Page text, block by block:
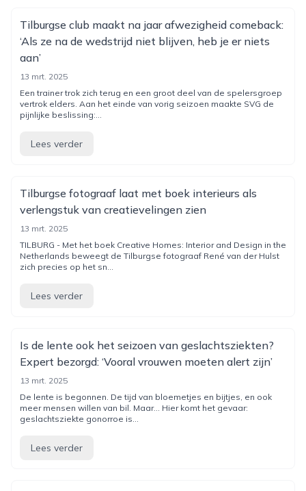
Tilburgse club maakt na jaar afwezigheid comeback:
‘Als ze na de wedstrijd niet blijven, heb je er niets
aan’
13 mrt. 2025
Een trainer trok zich terug en een groot deel van de spelersgroep
vertrok elders. Aan het einde van vorig seizoen maakte SVG de
pijnlijke beslissing:...
Lees verder
Tilburgse fotograaf laat met boek interieurs als
verlengstuk van creatievelingen zien
13 mrt. 2025
TILBURG - Met het boek Creative Homes: Interior and Design in the
Netherlands beweegt de Tilburgse fotograaf René van der Hulst
zich precies op het sn...
Lees verder
Is de lente ook het seizoen van geslachtsziekten?
Expert bezorgd: ‘Vooral vrouwen moeten alert zijn’
13 mrt. 2025
De lente is begonnen. De tijd van bloemetjes en bijtjes, en ook
meer mensen willen van bil. Maar... Hier komt het gevaar:
geslachtsziekte gonorroe is...
Lees verder